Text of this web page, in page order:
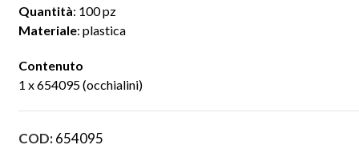
Quantità: 100 pz
Materiale: plastica
Contenuto
1 x 654095 (occhialini)
COD:654095